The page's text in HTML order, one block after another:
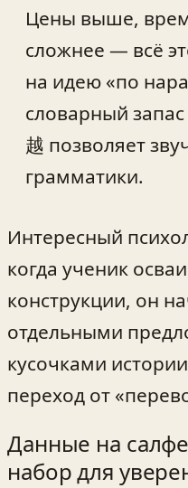
Цены выше,
сложнее — всё
на идею «по
словарный
越 позволяет
грамматики.
Интересный
когда ученик
конструкции, он
отдельными
кусочками
переход от
Данные на
набор для